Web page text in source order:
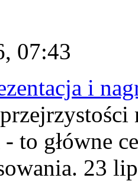
07:43
i
to główne
23